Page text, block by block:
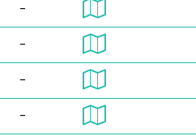
-
-
-
-